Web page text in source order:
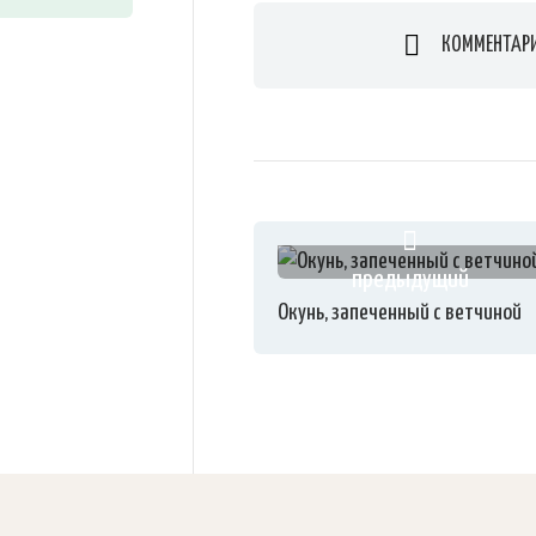
предыдущий
Окунь, запеченный с ветчиной